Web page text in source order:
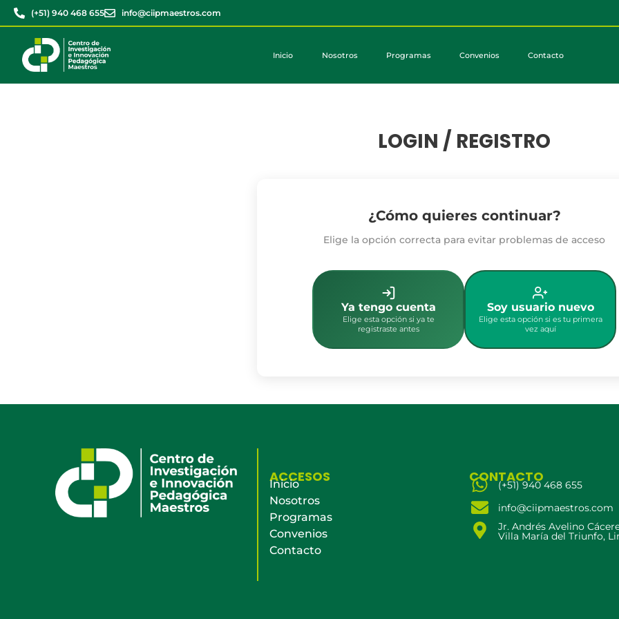
(+51) 940 468 655 info@ciipmaestros.com
Inicio Nosotros Programas Convenios Contacto
LOGIN / REGISTRO
¿Cómo quieres continuar?
Elige la opción correcta para evitar problemas de acceso
Ya tengo cuenta
Elige esta opción si ya te
registraste antes
Soy usuario nuevo
Elige esta opción si es tu primera
vez aquí
ACCESOS
Inicio
Nosotros
Programas
Convenios
Contacto
CONTACTO
(+51) 940 468 655
info@ciipmaestros.com
Jr. Andrés Avelino
Villa María del Triunfo,